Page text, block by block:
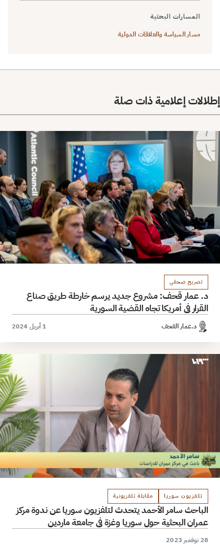
المسارات البحثية
مسار السياسة والعلاقات الدولية
إطلالات إعلامية ذات صلة
تصريح صحفي
د. عمار قحف: مشروع جديد يرسم خارطة طريق صناع
القرار في أمريكا تجاه القضية السورية
د.عمار القحف 1 أبريل 2024
تلفزيون سوريا مقابلة تلفزيونية
الباحث سامر الأحمد يتحدث لتلفزيون سوريا عن ندوة مركز
عمران البحثية حول سوريا وغزة في جامعة ماردين
28 نوفمبر 2023